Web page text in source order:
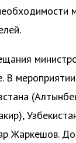
Жаркешов.